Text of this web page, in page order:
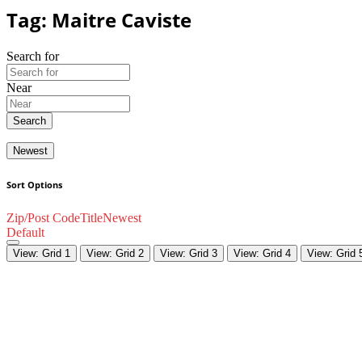
Tag: Maitre Caviste
Search for
Near
Search
Newest
Sort Options
Zip/Post CodeTitleNewest
Default
View: Grid 1 View: Grid 2 View: Grid 3 View: Grid 4 View: Grid